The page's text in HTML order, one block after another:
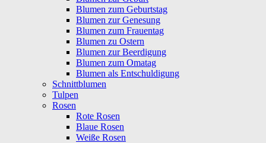
Blumen zum Geburtstag
Blumen zur Genesung
Blumen zum Frauentag
Blumen zu Ostern
Blumen zur Beerdigung
Blumen zum Omatag
Blumen als Entschuldigung
Schnittblumen
Tulpen
Rosen
Rote Rosen
Blaue Rosen
Weiße Rosen